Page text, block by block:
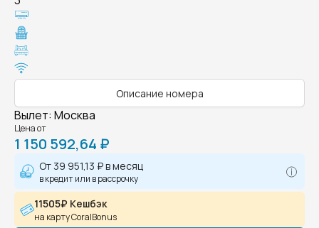
Описание номера
Вылет: Москва
Цена от
1 150 592,64 ₽
От 39 951,13 ₽в месяц
в кредит или в рассрочку
11505₽ Кешбэк
на карту CoralBonus